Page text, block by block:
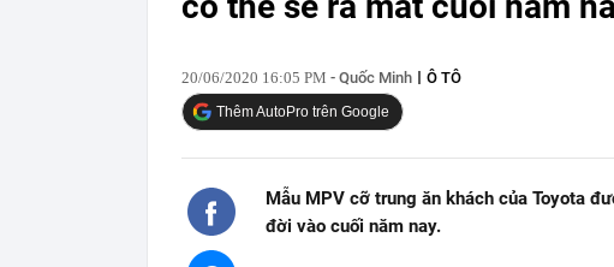
20/06/2020 16:05 PM - Quốc Minh Ô TÔ
Thêm AutoPro trên Google
Mẫu MPV cỡ trung ăn khách của Toyota
đời vào cuối năm nay.